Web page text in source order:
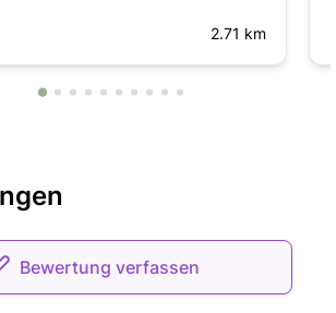
2.71 km
Bewertung verfassen